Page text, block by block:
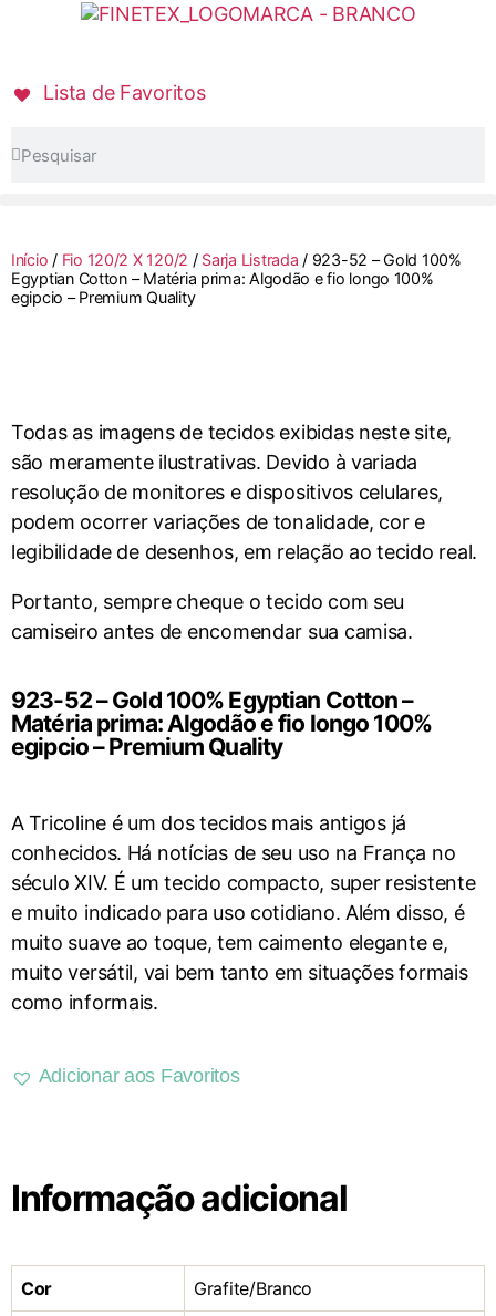
Lista de Favoritos
Início / Fio 120/2 X 120/2 / Sarja Listrada / 923-52 – Gold 100%
Egyptian Cotton – Matéria prima: Algodão e fio longo 100%
egipcio – Premium Quality
Todas as imagens de tecidos exibidas neste site,
são meramente ilustrativas. Devido à variada
resolução de monitores e dispositivos celulares,
podem ocorrer variações de tonalidade, cor e
legibilidade de desenhos, em relação ao tecido real.
Portanto, sempre cheque o tecido com seu
camiseiro antes de encomendar sua camisa.
923-52 – Gold 100% Egyptian Cotton –
Matéria prima: Algodão e fio longo 100%
egipcio – Premium Quality
A Tricoline é um dos tecidos mais antigos já
conhecidos. Há notícias de seu uso na França no
século XIV. É um tecido compacto, super resistente
e muito indicado para uso cotidiano. Além disso, é
muito suave ao toque, tem caimento elegante e,
muito versátil, vai bem tanto em situações formais
como informais.
Adicionar aos Favoritos
Informação adicional
Cor Grafite/Branco